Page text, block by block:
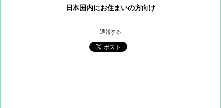
日本国内にお住まいの方向け
通報する